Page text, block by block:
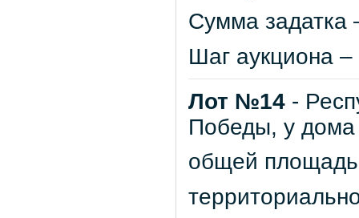
Сумма задатка
Шаг аукциона
Лот №14 -
Победы, у
общей